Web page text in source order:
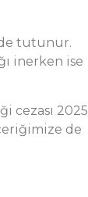
tutunur.
inerken ise
cezası 2025
de